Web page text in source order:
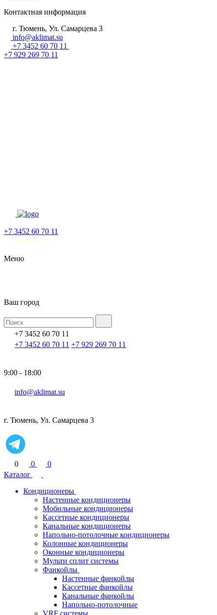
Контактная информация
г. Тюмень, Ул. Самарцева 3
info@aklimat.su
+7 3452 60 70 11
+7 929 269 70 11
+7 3452 60 70 11
Меню
Ваш город
+7 3452 60 70 11
+7 3452 60 70 11 +7 929 269 70 11
9:00 - 18:00
info@aklimat.su
г. Тюмень, Ул. Самарцева 3
0 0
0
Каталог
Кондиционеры
Настенные кондиционеры
Мобильные кондиционеры
Кассетные кондиционеры
Канальные кондиционеры
Напольно-потолочные кондиционеры
Колонные кондиционеры
Оконные кондиционеры
Мульти сплит системы
Фанкойлы
Настенные фанкойлы
Кассетные фанкойлы
Канальные фанкойлы
Напольно-потолочные
VRF системы